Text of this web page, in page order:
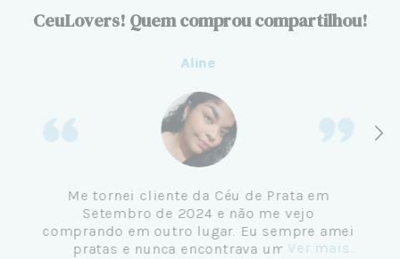
CeuLovers! Quem comprou compartilhou!
Aline
Me tornei cliente da Céu de Prata em
Setembro de 2024 e não me vejo
comprando em outro lugar. Eu sempre amei
pratas e nunca encontrava uma loja
Ver mais...